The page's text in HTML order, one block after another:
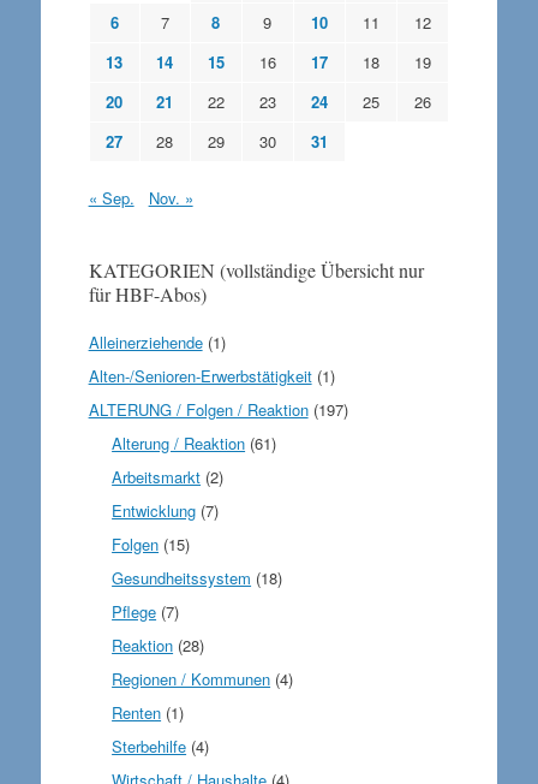
6
7 8 9 10 11
12
13
14 15 16 17 18
19
20
21 22 23 24 25
26
27
28 29 30 31
« Sep. Nov. »
KATEGORIEN (vollständige Übersicht nur
für HBF-Abos)
Alleinerziehende(1)
Alten-/Senioren-Erwerbstätigkeit(1)
ALTERUNG / Folgen / Reaktion(197)
Alterung / Reaktion (61)
Arbeitsmarkt (2)
Entwicklung (7)
Folgen (15)
Gesundheitssystem (18)
Pflege (7)
Reaktion (28)
Regionen / Kommunen (4)
Renten (1)
Sterbehilfe (4)
Wirtschaft / Haushalte (4)